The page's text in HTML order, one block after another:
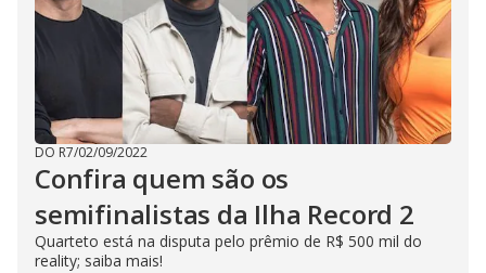
DO R7/02/09/2022
Confira quem são os
semifinalistas da Ilha Record 2
Quarteto está na disputa pelo prêmio de R$ 500 mil do
reality; saiba mais!